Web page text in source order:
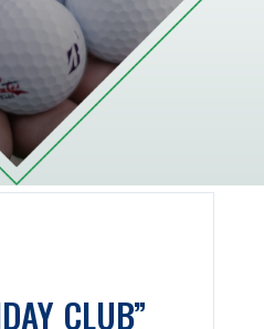
CLUB”